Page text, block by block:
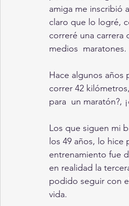
amiga me inscribió
claro que lo logré,
correré una
medios  maratones.
Hace algunos años
correr 42
para  un maratón?,
Los que siguen mi
los 49 años, lo hice
entrenamiento fue
en realidad la
podido seguir con
vida.